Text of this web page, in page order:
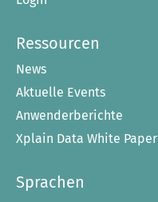
Ressourcen
News
Aktuelle Events
Anwenderberichte
Xplain Data White Paper
Sprachen